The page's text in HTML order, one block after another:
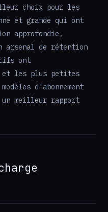
choix pour les
et grande qui ont
approfondie,
arsenal de rétention
ont
et les plus petites
d'abonnement
meilleur rapport